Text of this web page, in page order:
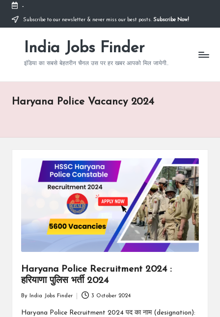
Skip
-
Subscribe to our newsletter & never miss our best posts. Subscribe Now!
India Jobs Finder
इंडिया का सबसे बेहतरीन चैनल उस पर हर खबर आपको मिल जायेगी..
Haryana Police Vacancy 2024
Haryana Police Recruitment 2024 :
हरियाणा पुलिस भर्ती 2024
by
By India Jobs Finder 3 October 2024
Haryana Police Recruitment 2024 पद का नाम (designation):